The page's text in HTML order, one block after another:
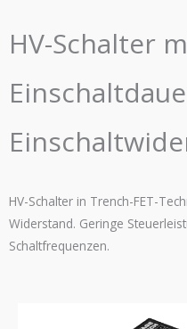
HV-Schalter
HV-Schalter in Trench-FET-
Widerstand. Geringe
Schaltfrequenzen.